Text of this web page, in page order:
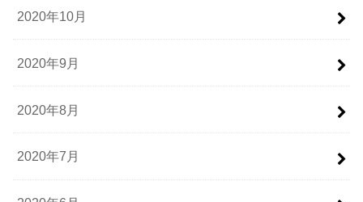
2020年10月
2020年9月
2020年8月
2020年7月